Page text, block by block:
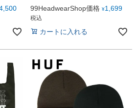
99HeadwearShop価格 ¥1,699
税込
カートに入れる